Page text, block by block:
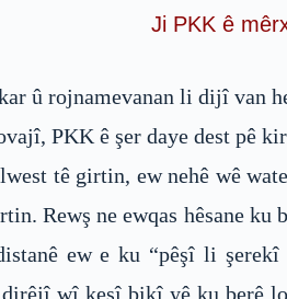
Ji PKK ê
û rojnamevanan li dijî van
PKK ê şer daye dest
tê girtin, ew nehê wê
Rewş ne ewqas hêsane
ew e ku “pêşî li
wî kesî bikî yê ku berê